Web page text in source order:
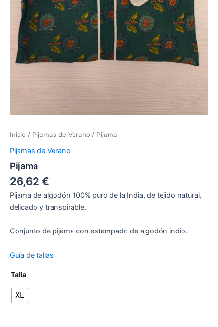
Inicio / Pijamas de Verano / Pijama
Pijamas de Verano
Pijama
26,62 €
Pijama de algodón 100% puro de la India, de tejido natural,
delicado y transpirable.
Conjunto de pijama con estampado de algodón indio.
Guía de tallas
Talla
XL